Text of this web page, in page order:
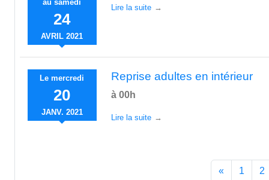
ausamedi
24
AVRIL 2021
Lire la suite
Lemercredi
20
JANV. 2021
Reprise adultes en intérieur
à 00h
Lire la suite
« 1 2